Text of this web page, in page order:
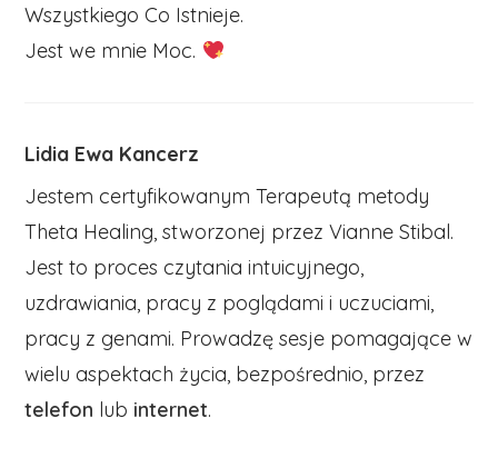
Wszystkiego Co Istnieje.
Jest we mnie Moc.
Lidia Ewa Kancerz
Jestem certyfikowanym Terapeutą metody
Theta Healing, stworzonej przez Vianne Stibal.
Jest to proces czytania intuicyjnego,
uzdrawiania, pracy z poglądami i uczuciami,
pracy z genami. Prowadzę sesje pomagające w
wielu aspektach życia, bezpośrednio, przez
telefon lub internet.